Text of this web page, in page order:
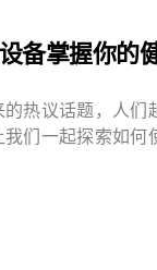
备掌握你的
热议话题，人们
们一起探索如何